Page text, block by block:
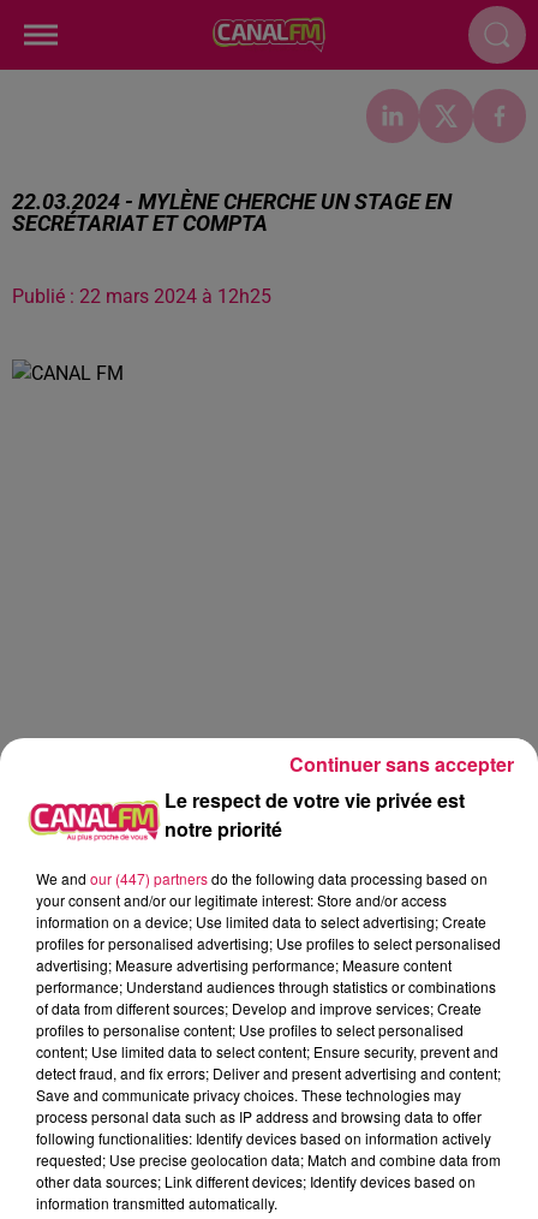
22.03.2024 - MYLÈNE CHERCHE UN STAGE EN
SECRÉTARIAT ET COMPTA
Publié : 22 mars 2024 à 12h25
La Ligne des Auditeurs
0:00 2 min 28 sec
22 mars 2024 - 2 min 28 sec
22.03.2024 - MYLÈNE CHERCHE UN STAGE EN
Le respect de votre vie privée est
notre priorité
We and our (447) partnersdo the following data processing based on
your consent and/or our legitimate interest: Store and/or access
information on a device; Use limited data to select advertising; Create
profiles for personalised advertising; Use profiles to select personalised
advertising; Measure advertising performance; Measure content
performance; Understand audiences through statistics or combinations
of data from different sources; Develop and improve services; Create
profiles to personalise content; Use profiles to select personalised
content; Use limited data to select content; Ensure security, prevent and
detect fraud, and fix errors; Deliver and present advertising and content;
Save and communicate privacy choices. These technologies may
process personal data such as IP address and browsing data to offer
following functionalities: Identify devices based on information actively
requested; Use precise geolocation data; Match and combine data from
other data sources; Link different devices; Identify devices based on
information transmitted automatically.
Continuer sans accepter